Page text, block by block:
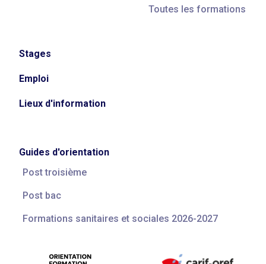
Toutes les formations
Stages
Emploi
Lieux d'information
Guides d'orientation
Post troisième
Post bac
Formations sanitaires et sociales 2026-2027